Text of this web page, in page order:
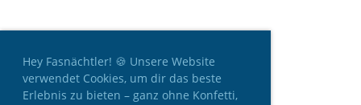
Hey Fasnächtler! 🍪 Unsere Website
verwendet Cookies, um dir das beste
Erlebnis zu bieten – ganz ohne Konfetti,